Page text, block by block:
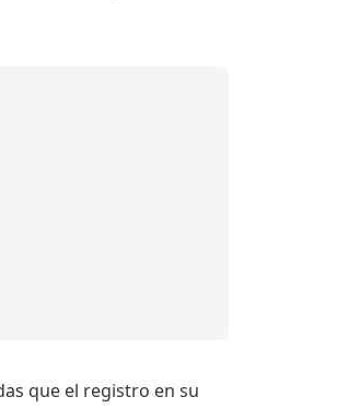
que el registro en su